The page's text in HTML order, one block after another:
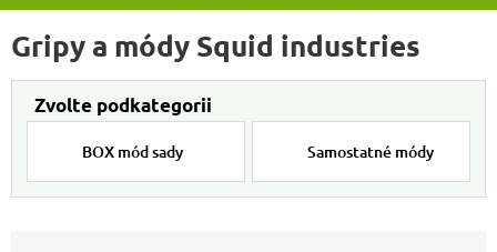
Gripy a módy Squid industries
BOX mód sady Samostatné módy